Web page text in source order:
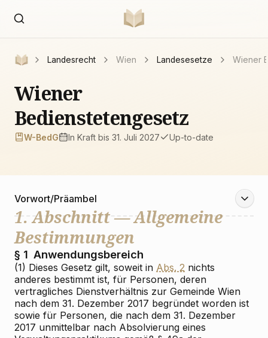
Landesrecht Wien Landesesetze Wiener
Wiener
Bedienstetengesetz
W-BedG In Kraft bis 31. Juli 2027 Up-to-date
Vorwort/Präambel
1. Abschnitt — Allgemeine
Bestimmungen
§ 1 Anwendungsbereich
(1) Dieses Gesetz gilt, soweit in Abs. 2 nichts
anderes bestimmt ist, für Personen, deren
vertragliches Dienstverhältnis zur Gemeinde Wien
nach dem 31. Dezember 2017 begründet worden ist
sowie für Personen, die nach dem 31. Dezember
2017 unmittelbar nach Absolvierung eines